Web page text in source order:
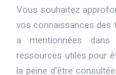
Vous souhaitez
vos connaissances des
a mentionnées
ressources utiles pour
la peine d’être